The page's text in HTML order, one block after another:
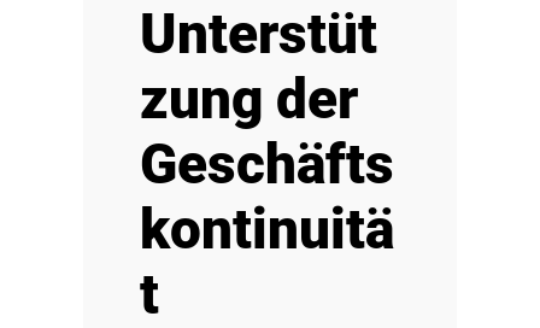
Unterstüt
zung der
Geschäfts
kontinuitä
t